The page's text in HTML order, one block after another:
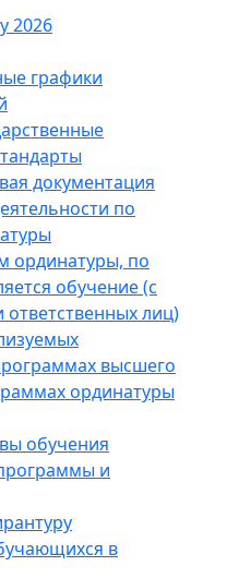
2026
графики
документация
по
ординатуры, по
обучение (с
лиц)
высшего
ординатуры
обучения
и
в